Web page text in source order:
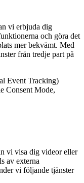
vi erbjuda dig
och göra det
mer bekvämt. Med
från tredje part på
Event Tracking)
Consent Mode,
vi visa dig videor eller
av externa
vi följande tjänster